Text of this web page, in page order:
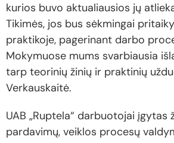
kurios buvo aktualiausios jų
Tikimės, jos bus sėkmingai
praktikoje, pagerinant darbo
Mokymuose mums svarbiausia
tarp teorinių žinių ir praktinių
Verkauskaitė.
UAB „Ruptela“ darbuotojai įgytas
pardavimų, veiklos procesų